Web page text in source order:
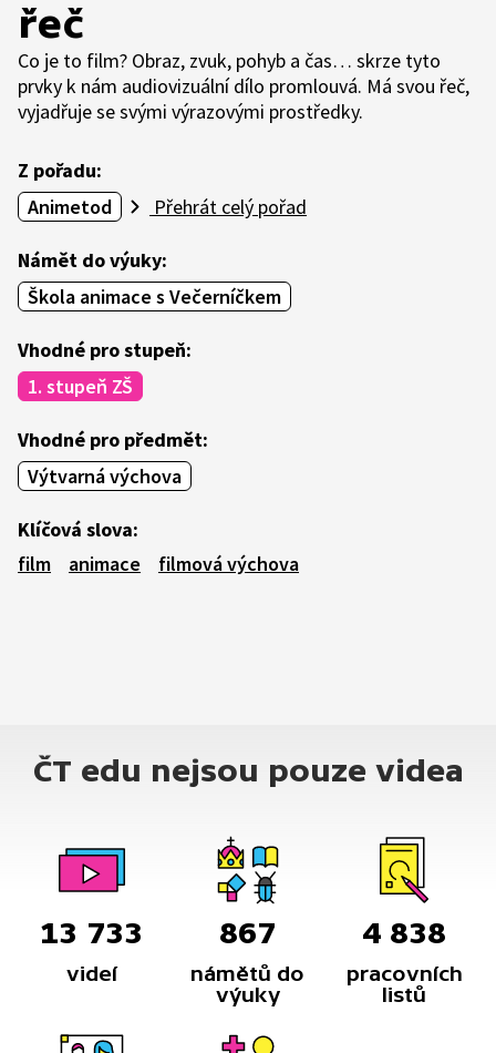
řeč
Co je to film? Obraz, zvuk, pohyb a čas… skrze tyto
prvky k nám audiovizuální dílo promlouvá. Má svou řeč,
vyjadřuje se svými výrazovými prostředky.
Z pořadu:
Animetod
Přehrát celý pořad
Námět do výuky:
Škola animace s Večerníčkem
Vhodné pro stupeň:
1. stupeň ZŠ
Vhodné pro předmět:
Výtvarná výchova
Klíčová slova:
film
animace filmová výchova
ČT edu nejsou pouze videa
13 733
videí
867
námětů do
výuky
4 838
pracovních
listů